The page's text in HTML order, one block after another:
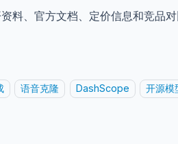
料、官方文档、定价信息和竞品
语音克隆 DashScope 开源模